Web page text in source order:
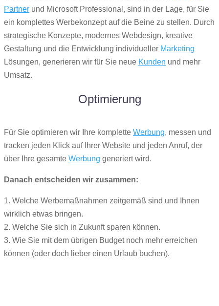
Partner und Microsoft Professional, sind in der Lage, für Sie
ein komplettes Werbekonzept auf die Beine zu stellen. Durch
strategische Konzepte, modernes Webdesign, kreative
Gestaltung und die Entwicklung individueller Marketing
Lösungen, generieren wir für Sie neue Kunden und mehr
Umsatz.
Optimierung
Für Sie optimieren wir Ihre komplette Werbung, messen und
tracken jeden Klick auf Ihrer Website und jeden Anruf, der
über Ihre gesamte Werbung generiert wird.
Danach entscheiden wir zusammen:
1. Welche Werbemaßnahmen zeitgemäß sind und Ihnen
wirklich etwas bringen.
2. Welche Sie sich in Zukunft sparen können.
3. Wie Sie mit dem übrigen Budget noch mehr erreichen
können (oder doch lieber einen Urlaub buchen).